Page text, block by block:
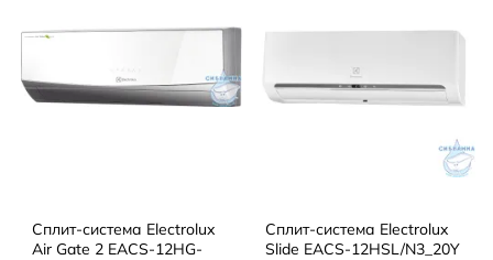
Сплит-система Electrolux
Air Gate 2 EACS-12HG-
Сплит-система Electrolux
Slide EACS-12HSL/N3_20Y